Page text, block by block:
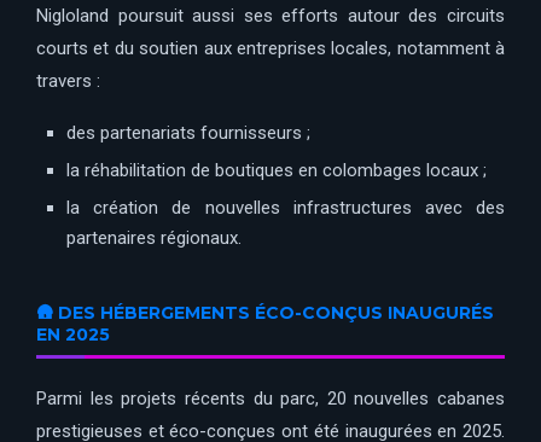
Nigloland poursuit aussi ses efforts autour des circuits
courts et du soutien aux entreprises locales, notamment à
travers :
des partenariats fournisseurs ;
la réhabilitation de boutiques en colombages locaux ;
la création de nouvelles infrastructures avec des
partenaires régionaux.
🛖 DES HÉBERGEMENTS ÉCO-CONÇUS INAUGURÉS
EN 2025
Parmi les projets récents du parc, 20 nouvelles cabanes
prestigieuses et éco-conçues ont été inaugurées en 2025.